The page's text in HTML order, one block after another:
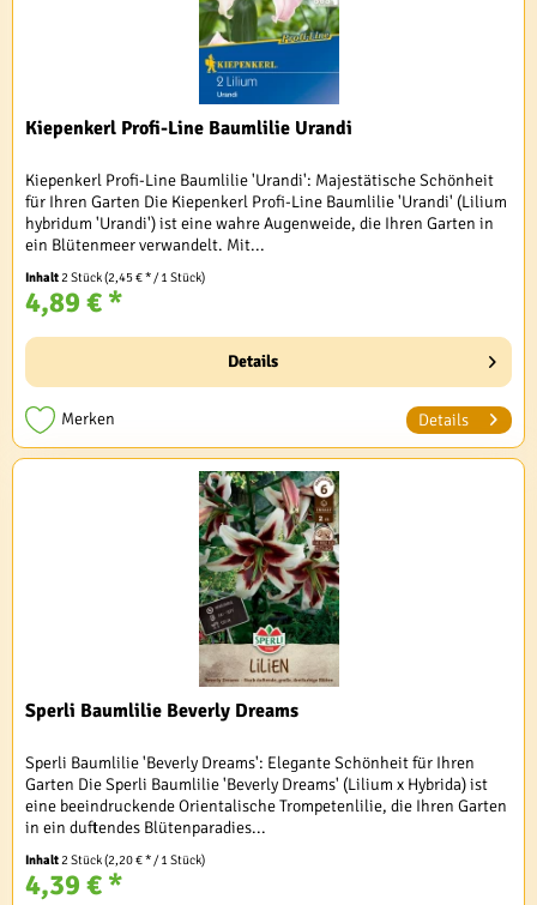
Kiepenkerl Profi-Line Baumlilie Urandi
Kiepenkerl Profi-Line Baumlilie 'Urandi': Majestätische Schönheit
für Ihren Garten Die Kiepenkerl Profi-Line Baumlilie 'Urandi' (Lilium
hybridum 'Urandi') ist eine wahre Augenweide, die Ihren Garten in
ein Blütenmeer verwandelt. Mit...
Inhalt2 Stück(2,45 € * / 1 Stück)
4,89 € *
Details
Merken Details
Sperli Baumlilie Beverly Dreams
Sperli Baumlilie 'Beverly Dreams': Elegante Schönheit für Ihren
Garten Die Sperli Baumlilie 'Beverly Dreams' (Lilium x Hybrida) ist
eine beeindruckende Orientalische Trompetenlilie, die Ihren Garten
in ein duftendes Blütenparadies...
Inhalt2 Stück(2,20 € * / 1 Stück)
4,39 € *